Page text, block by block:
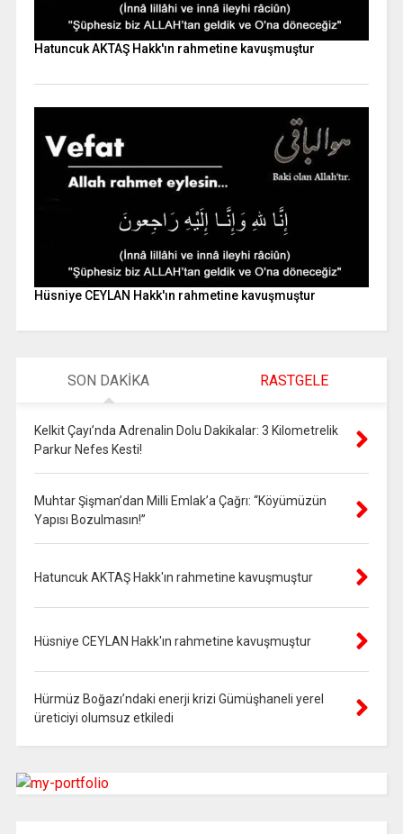
Hatuncuk AKTAŞ Hakk'ın rahmetine kavuşmuştur
Hüsniye CEYLAN Hakk'ın rahmetine kavuşmuştur
SON DAKİKA RASTGELE
Kelkit Çayı’nda Adrenalin Dolu Dakikalar: 3 Kilometrelik
Parkur Nefes Kesti!
Muhtar Şişman’dan Milli Emlak’a Çağrı: “Köyümüzün
Yapısı Bozulmasın!”
Hatuncuk AKTAŞ Hakk'ın rahmetine kavuşmuştur
Hüsniye CEYLAN Hakk'ın rahmetine kavuşmuştur
Hürmüz Boğazı’ndaki enerji krizi Gümüşhaneli yerel
üreticiyi olumsuz etkiledi